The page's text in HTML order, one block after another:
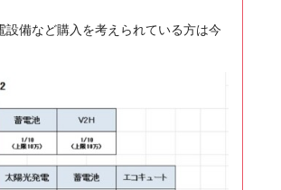
備など購入を考えられている方は今